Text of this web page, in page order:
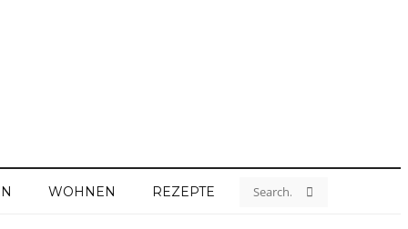
WOHNEN REZEPTE